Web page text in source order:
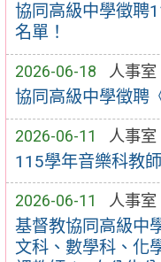
協同高級中學徵聘
名單！
2026-06-18 人事室
協同高級中學徵聘
2026-06-11 人事室
115學年音樂科教
2026-06-11 人事室
基督教協同高級中
文科、數學科、化